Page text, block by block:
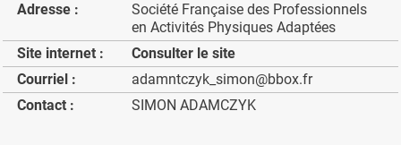
Adresse :
Société Française des Professionnels
en Activités Physiques Adaptées
Site internet :
Consulter le site
Courriel :
adamntczyk_simon@bbox.fr
Contact :
SIMON ADAMCZYK